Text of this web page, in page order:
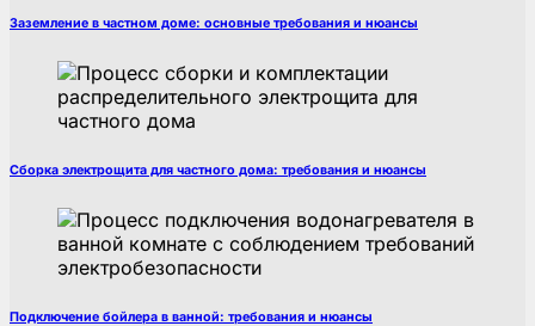
Заземление в частном доме: основные требования и нюансы
Сборка электрощита для частного дома: требования и нюансы
Подключение бойлера в ванной: требования и нюансы